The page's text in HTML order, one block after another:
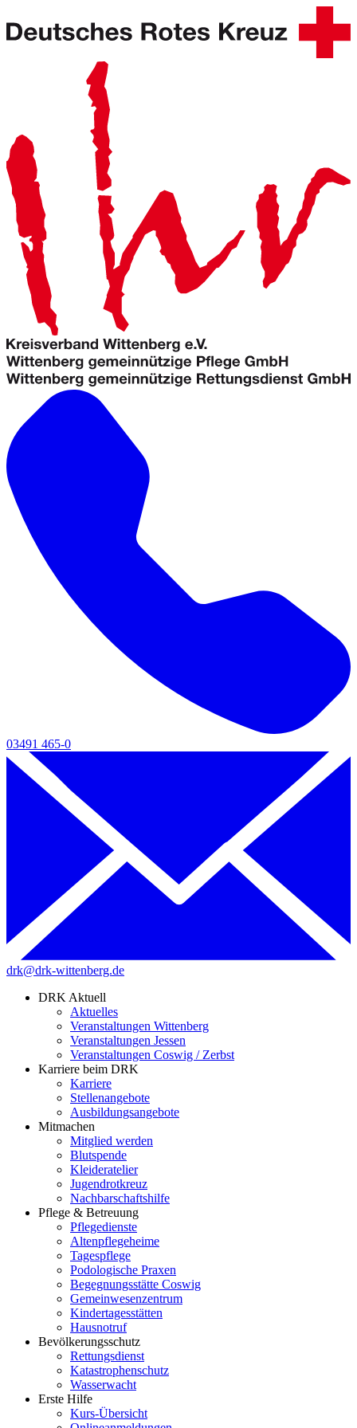
03491 465-0
drk@drk-wittenberg.de
DRK Aktuell
Aktuelles
Veranstaltungen Wittenberg
Veranstaltungen Jessen
Veranstaltungen Coswig / Zerbst
Karriere beim DRK
Karriere
Stellenangebote
Ausbildungsangebote
Mitmachen
Mitglied werden
Blutspende
Kleideratelier
Jugendrotkreuz
Nachbarschaftshilfe
Pflege & Betreuung
Pflegedienste
Altenpflegeheime
Tagespflege
Podologische Praxen
Begegnungsstätte Coswig
Gemeinwesenzentrum
Kindertagesstätten
Hausnotruf
Bevölkerungsschutz
Rettungsdienst
Katastrophenschutz
Wasserwacht
Erste Hilfe
Kurs-Übersicht